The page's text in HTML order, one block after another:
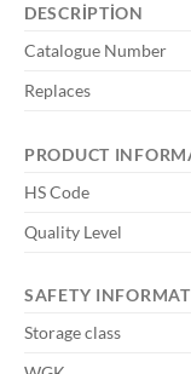
DESCRIPTION
Catalogue Number
Replaces
PRODUCT
HS Code
Quality Level
SAFETY
Storage class